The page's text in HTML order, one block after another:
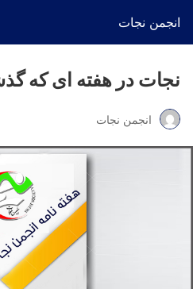
انجمن نجات
نجات در هفته ای که
انجمن نجات